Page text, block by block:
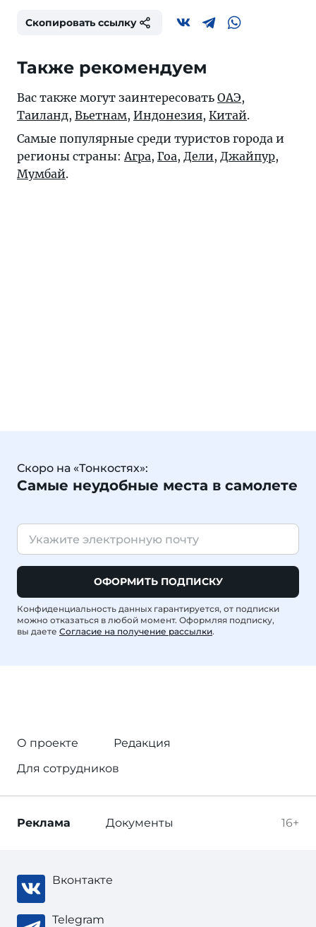
Скопировать ссылку
Также рекомендуем
Вас также могут заинтересовать ОАЭ,
Таиланд, Вьетнам, Индонезия, Китай.
Самые популярные среди туристов города и
регионы страны:Агра, Гоа, Дели, Джайпур,
Мумбай.
Скоро на «Тонкостях»:
Самые неудобные места в самолете
ОФОРМИТЬ ПОДПИСКУ
Конфиденциальность данных гарантируется, от подписки
можно отказаться в любой момент. Оформляя подписку,
вы даете Согласие на получение рассылки.
О проекте
Редакция
Для сотрудников
16+
Реклама Документы
Вконтакте
Telegram